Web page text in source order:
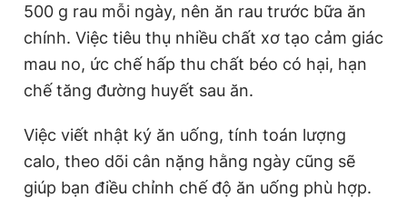
500 g rau mỗi ngày, nên ăn rau trước bữa ăn
chính. Việc tiêu thụ nhiều chất xơ tạo cảm giác
mau no, ức chế hấp thu chất béo có hại, hạn
chế tăng đường huyết sau ăn.
Việc viết nhật ký ăn uống, tính toán lượng
calo, theo dõi cân nặng hằng ngày cũng sẽ
giúp bạn điều chỉnh chế độ ăn uống phù hợp.